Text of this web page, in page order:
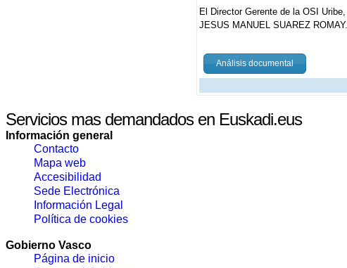
El Director Gerente de la OSI Uribe,
JESUS MANUEL SUAREZ ROMAY.
Análisis documental
Servicios mas demandados en Euskadi.eus
Información general
Contacto
Mapa web
Accesibilidad
Sede Electrónica
Información Legal
Política de cookies
Gobierno Vasco
Página de inicio